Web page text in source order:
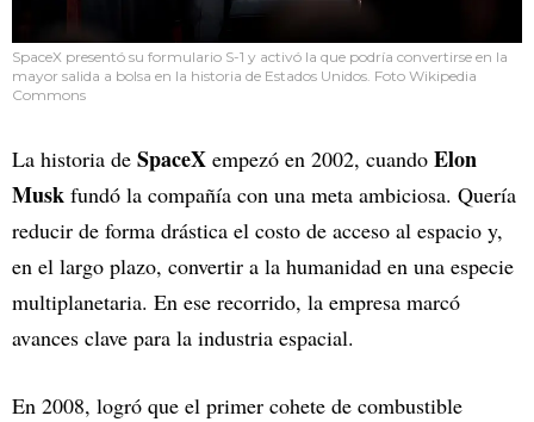
SpaceX presentó su formulario S-1 y activó la que podría convertirse en la
mayor salida a bolsa en la historia de Estados Unidos. Foto Wikipedia
Commons
La historia de SpaceX empezó en 2002, cuando Elon
Musk fundó la compañía con una meta ambiciosa. Quería
reducir de forma drástica el costo de acceso al espacio y,
en el largo plazo, convertir a la humanidad en una especie
multiplanetaria. En ese recorrido, la empresa marcó
avances clave para la industria espacial.
En 2008, logró que el primer cohete de combustible